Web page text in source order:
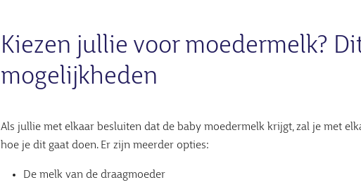
Kiezen jullie voor moedermelk?
mogelijkheden
Als jullie met elkaar besluiten dat de baby moedermelk krijgt, zal je met
hoe je dit gaat doen. Er zijn meerder opties:
De melk van de draagmoeder